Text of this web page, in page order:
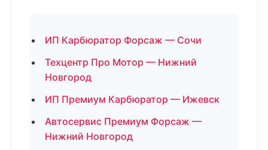
ИП Карбюратор Форсаж — Сочи
Техцентр Про Мотор — Нижний
Новгород
ИП Премиум Карбюратор — Ижевск
Автосервис Премиум Форсаж —
Нижний Новгород